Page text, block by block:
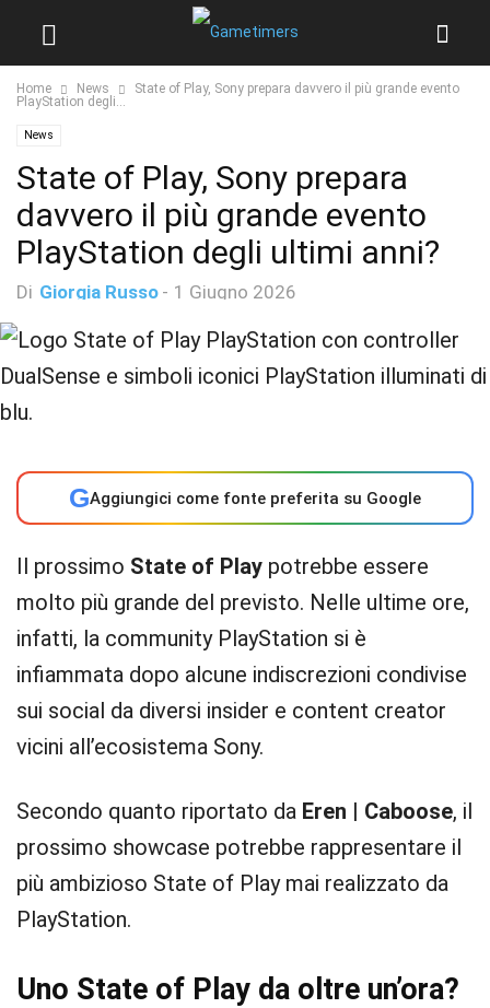
Home News
State of Play, Sony prepara davvero il più grande evento
PlayStation degli...
News
State of Play, Sony prepara
davvero il più grande evento
PlayStation degli ultimi anni?
Di Giorgia Russo - 1 Giugno 2026
GAggiungici come fonte preferita su Google
Il prossimo State of Play potrebbe essere
molto più grande del previsto. Nelle ultime ore,
infatti, la community PlayStation si è
infiammata dopo alcune indiscrezioni condivise
sui social da diversi insider e content creator
vicini all’ecosistema Sony.
Secondo quanto riportato da Eren | Caboose, il
prossimo showcase potrebbe rappresentare il
più ambizioso State of Play mai realizzato da
PlayStation.
Uno State of Play da oltre un’ora?